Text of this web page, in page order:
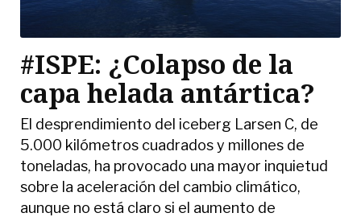
#ISPE: ¿Colapso de la
capa helada antártica?
El desprendimiento del iceberg Larsen C, de
5.000 kilómetros cuadrados y millones de
toneladas, ha provocado una mayor inquietud
sobre la aceleración del cambio climático,
aunque no está claro si el aumento de